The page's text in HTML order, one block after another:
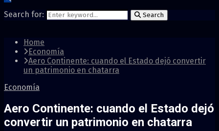
Search for: Search
Home
Economía
Aero Continente: cuando el Estado dejó convertir
un patrimonio en chatarra
Economía
Aero Continente: cuando el Estado dejó
convertir un patrimonio en chatarra